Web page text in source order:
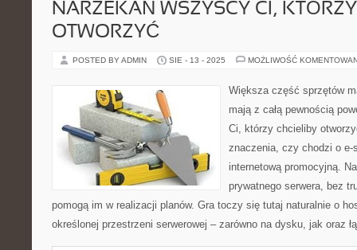
NARZEKAŃ WSZYSCY CI,
OTWORZYĆ
POSTED BY ADMIN SIE - 13 - 2025 MOŻLIWOŚĆ
Większa część sprzętów
mają z całą pewnością
Ci, którzy chcieliby
znaczenia, czy chodzi o
internetową promocyjną.
prywatnego serwera, bez
pomogą im w realizacji planów. Gra toczy się tutaj naturalnie o
określonej przestrzeni serwerowej – zarówno na dysku, jak oraz